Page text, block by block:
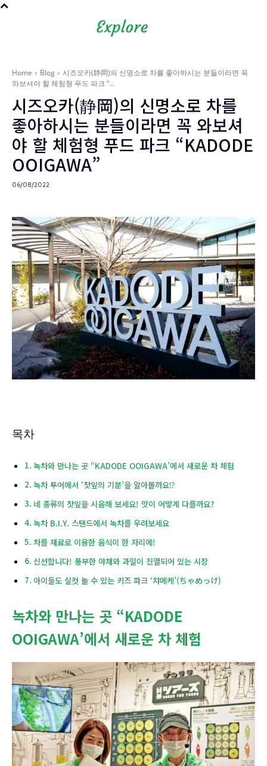
Home Blog
시즈오카(静岡)의 신명소로 차를 좋아하시는 분들이라면 꼭
와보셔야 할 체험형 푸드 파크 “...
시즈오카(静岡)의 신명소로 차를
좋아하시는 분들이라면 꼭 와보셔
야 할 체험형 푸드 파크 “KADODE
OOIGAWA”
06/08/2022
목차
녹차와 만나는 곳 “KADODE OOIGAWA’에서 새로운 차 체험
녹차 투어에서 ‘찻잎의 기분’을 알아볼까요⁉
네 종류의 찻잎을 시음해 보세요! 맛이 어떻게 다를까요?
녹차 B.I.Y. 스탠드에서 녹차를 우려보세요
차를 재료로 이용한 음식이 한 자리에!
신선합니다! 풍부한 야채와 과일이 진열되어 있는 시장
아이들도 실컷 놀 수 있는 키즈 파크 ‘챠메케’(ちゃめっけ)
녹차와 만나는 곳 “KADODE
OOIGAWA’에서 새로운 차 체험